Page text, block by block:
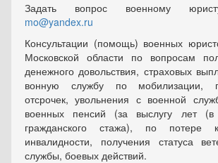
Задать вопрос военному
mo@yandex.ru
Консультации (помощь) военных
Московской области по вопросам
денежного довольствия, страховых
вонную службу по мобилизации,
отсрочек, увольнения с военной
военных пенсий (за выслугу лет
гражданского стажа), по потере
инвалидности, получения статуса
службы, боевых действий.